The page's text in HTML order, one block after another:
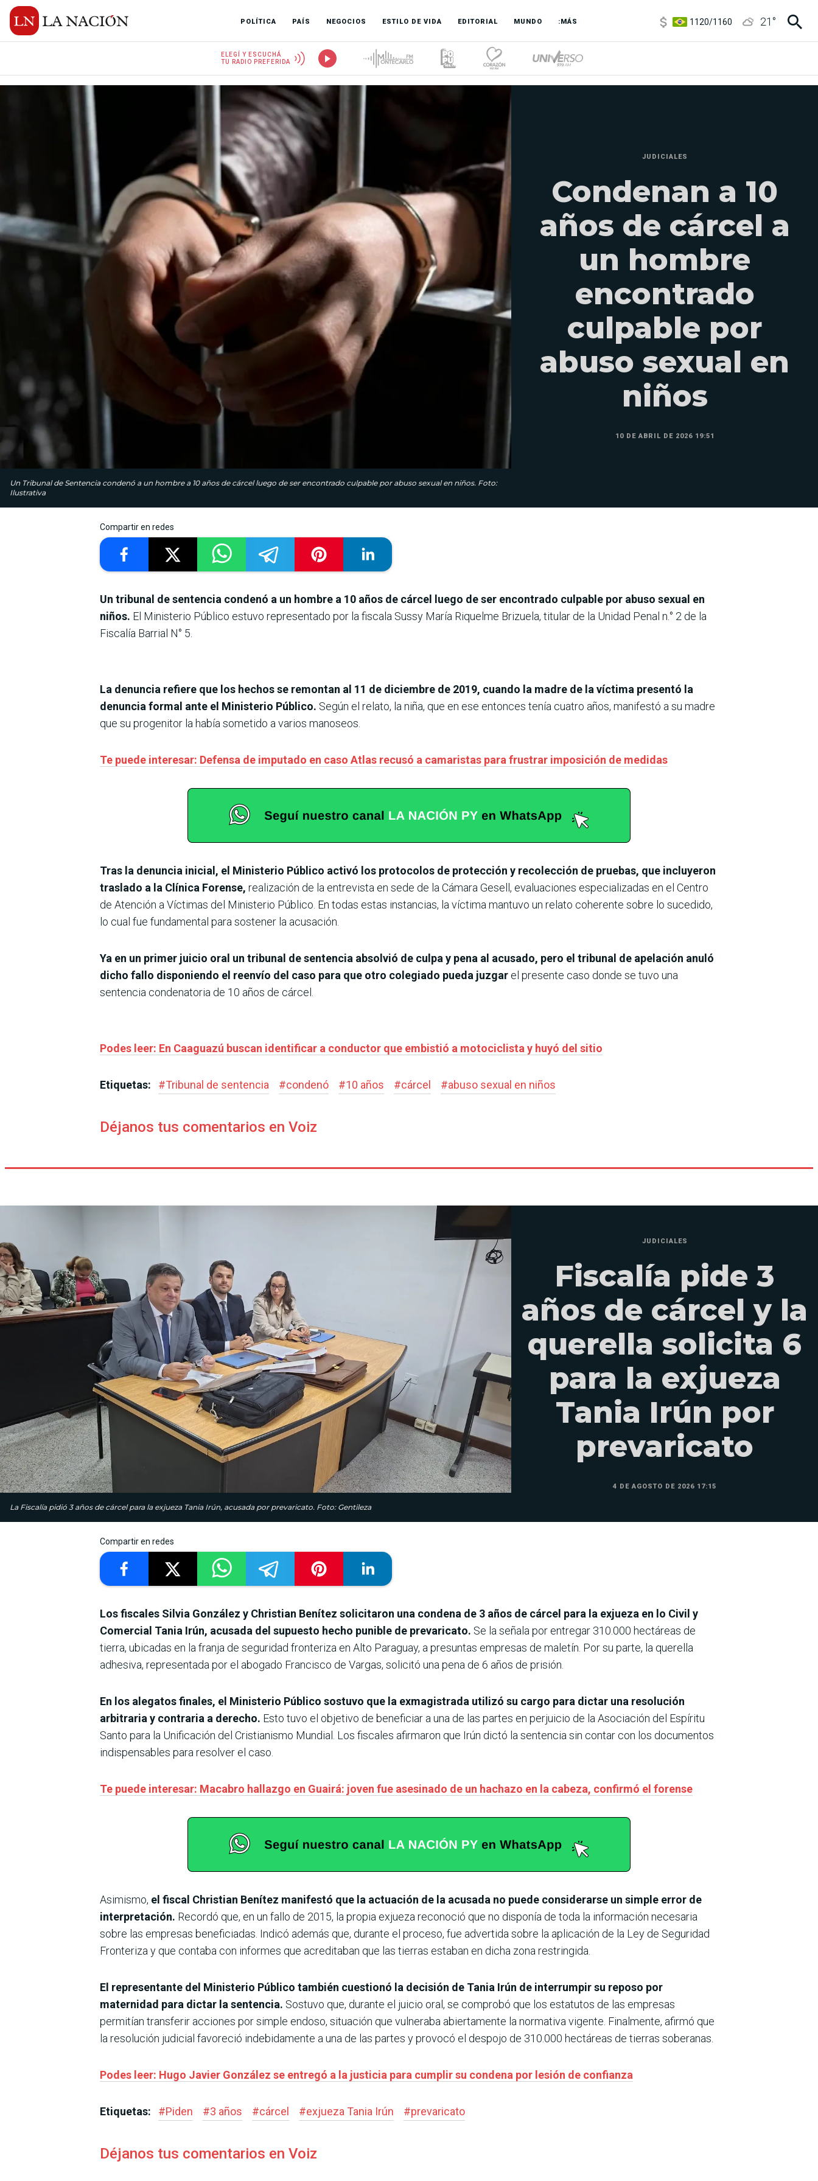
POLÍTICA PAÍS NEGOCIOS ESTILO DE VIDA EDITORIAL MUNDO :MÁS
3,6/3,9
6850/7200
21 °
ELEGÍ Y ESCUCHÁ
TU RADIO PREFERIDA
Un Tribunal de Sentencia condenó a un hombre a 10 años de cárcel luego de ser encontrado culpable por abuso sexual en niños. Foto:
Ilustrativa
JUDICIALES
Condenan a 10
años de cárcel a
un hombre
encontrado
culpable por
abuso sexual en
niños
10 DE ABRIL DE 2026 19:51
Compartir en redes
Un tribunal de sentencia condenó a un hombre a 10 años de cárcel luego de ser encontrado culpable por abuso sexual en
niños. El Ministerio Público estuvo representado por la fiscala Sussy María Riquelme Brizuela, titular de la Unidad Penal n.° 2 de la
Fiscalía Barrial N° 5.
La denuncia refiere que los hechos se remontan al 11 de diciembre de 2019, cuando la madre de la víctima presentó la
denuncia formal ante el Ministerio Público. Según el relato, la niña, que en ese entonces tenía cuatro años, manifestó a su madre
que su progenitor la había sometido a varios manoseos.
Te puede interesar: Defensa de imputado en caso Atlas recusó a camaristas para frustrar imposición de medidas
Tras la denuncia inicial, el Ministerio Público activó los protocolos de protección y recolección de pruebas, que incluyeron
traslado a la Clínica Forense, realización de la entrevista en sede de la Cámara Gesell, evaluaciones especializadas en el Centro
de Atención a Víctimas del Ministerio Público. En todas estas instancias, la víctima mantuvo un relato coherente sobre lo sucedido,
lo cual fue fundamental para sostener la acusación.
Ya en un primer juicio oral un tribunal de sentencia absolvió de culpa y pena al acusado, pero el tribunal de apelación anuló
dicho fallo disponiendo el reenvío del caso para que otro colegiado pueda juzgar el presente caso donde se tuvo una
sentencia condenatoria de 10 años de cárcel.
Podes leer: En Caaguazú buscan identificar a conductor que embistió a motociclista y huyó del sitio
Etiquetas: #Tribunal de sentencia #condenó #10 años #cárcel #abuso sexual en niños
Déjanos tus comentarios en Voiz
La Fiscalía pidió 3 años de cárcel para la exjueza Tania Irún, acusada por prevaricato. Foto: Gentileza
JUDICIALES
Fiscalía pide 3
años de cárcel y la
querella solicita 6
para la exjueza
Tania Irún por
prevaricato
4 DE AGOSTO DE 2026 17:15
Compartir en redes
Los fiscales Silvia González y Christian Benítez solicitaron una condena de 3 años de cárcel para la exjueza en lo Civil y
Comercial Tania Irún, acusada del supuesto hecho punible de prevaricato. Se la señala por entregar 310.000 hectáreas de
tierra, ubicadas en la franja de seguridad fronteriza en Alto Paraguay, a presuntas empresas de maletín. Por su parte, la querella
adhesiva, representada por el abogado Francisco de Vargas, solicitó una pena de 6 años de prisión.
En los alegatos finales, el Ministerio Público sostuvo que la exmagistrada utilizó su cargo para dictar una resolución
arbitraria y contraria a derecho. Esto tuvo el objetivo de beneficiar a una de las partes en perjuicio de la Asociación del Espíritu
Santo para la Unificación del Cristianismo Mundial. Los fiscales afirmaron que Irún dictó la sentencia sin contar con los documentos
indispensables para resolver el caso.
Te puede interesar: Macabro hallazgo en Guairá: joven fue asesinado de un hachazo en la cabeza, confirmó el forense
Asimismo, el fiscal Christian Benítez manifestó que la actuación de la acusada no puede considerarse un simple error de
interpretación. Recordó que, en un fallo de 2015, la propia exjueza reconoció que no disponía de toda la información necesaria
sobre las empresas beneficiadas. Indicó además que, durante el proceso, fue advertida sobre la aplicación de la Ley de Seguridad
Fronteriza y que contaba con informes que acreditaban que las tierras estaban en dicha zona restringida.
El representante del Ministerio Público también cuestionó la decisión de Tania Irún de interrumpir su reposo por
maternidad para dictar la sentencia. Sostuvo que, durante el juicio oral, se comprobó que los estatutos de las empresas
permitían transferir acciones por simple endoso, situación que vulneraba abiertamente la normativa vigente. Finalmente, afirmó que
la resolución judicial favoreció indebidamente a una de las partes y provocó el despojo de 310.000 hectáreas de tierras soberanas.
Podes leer: Hugo Javier González se entregó a la justicia para cumplir su condena por lesión de confianza
Etiquetas: #Piden #3 años #cárcel #exjueza Tania Irún #prevaricato
Déjanos tus comentarios en Voiz